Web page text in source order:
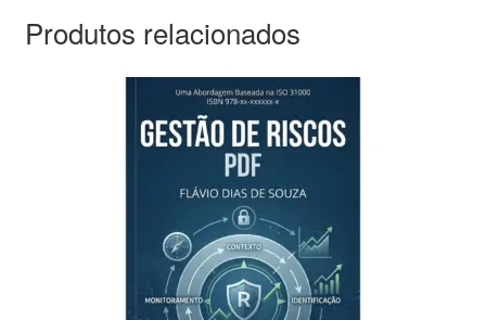
Produtos relacionados